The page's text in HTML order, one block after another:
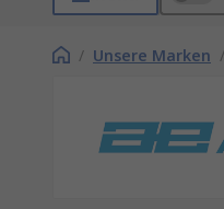
/ Unsere Marken /